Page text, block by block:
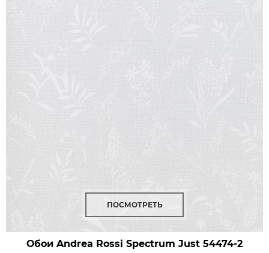
ПОСМОТРЕТЬ
Обои Andrea Rossi Spectrum Just 54474-2